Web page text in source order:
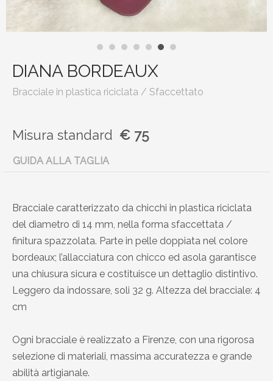
DIANA BORDEAUX
Bracciale in plastica riciclata / Sfaccettato
Misura standard € 75
GUIDA ALLA TAGLIA
Bracciale caratterizzato da chicchi in plastica riciclata
del diametro di 14 mm, nella forma sfaccettata /
finitura spazzolata. Parte in pelle doppiata nel colore
bordeaux; l’allacciatura con chicco ed asola garantisce
una chiusura sicura e costituisce un dettaglio distintivo.
Leggero da indossare, soli 32 g. Altezza del bracciale: 4
cm
Ogni bracciale è realizzato a Firenze, con una rigorosa
selezione di materiali, massima accuratezza e grande
abilità artigianale.